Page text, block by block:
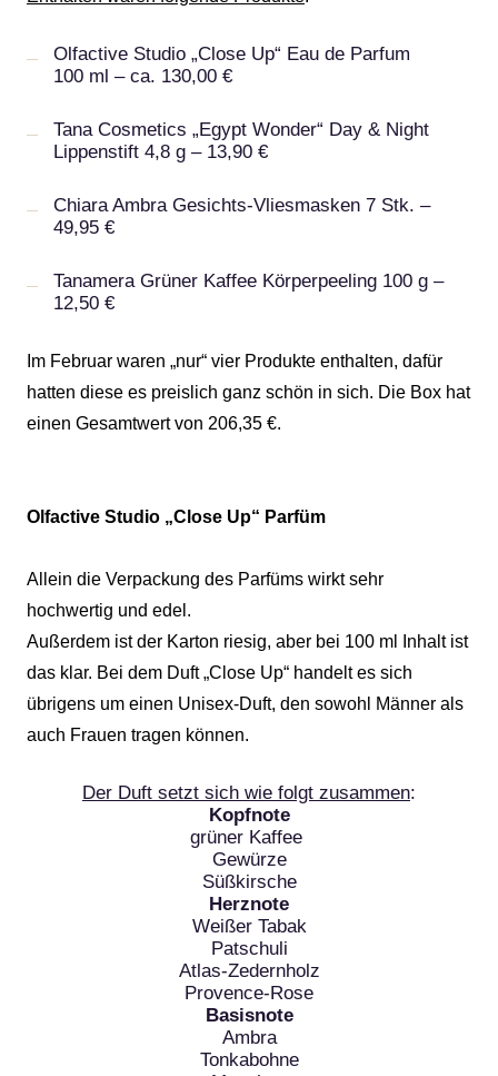
Olfactive Studio „Close Up“ Eau de Parfum
100 ml – ca. 130,00 €
Tana Cosmetics „Egypt Wonder“ Day & Night
Lippenstift 4,8 g – 13,90 €
Chiara Ambra Gesichts-Vliesmasken 7 Stk. –
49,95 €
Tanamera Grüner Kaffee Körperpeeling 100 g –
12,50 €
Im Februar waren „nur“ vier Produkte enthalten, dafür
hatten diese es preislich ganz schön in sich. Die Box hat
einen Gesamtwert von 206,35 €.
Olfactive Studio „Close Up“ Parfüm
Allein die Verpackung des Parfüms wirkt sehr
hochwertig und edel.
Außerdem ist der Karton riesig, aber bei 100 ml Inhalt ist
das klar. Bei dem Duft „Close Up“ handelt es sich
übrigens um einen Unisex-Duft, den sowohl Männer als
auch Frauen tragen können.
Der Duft setzt sich wie folgt zusammen:
Kopfnote
grüner Kaffee
Gewürze
Süßkirsche
Herznote
Weißer Tabak
Patschuli
Atlas-Zedernholz
Provence-Rose
Basisnote
Ambra
Tonkabohne